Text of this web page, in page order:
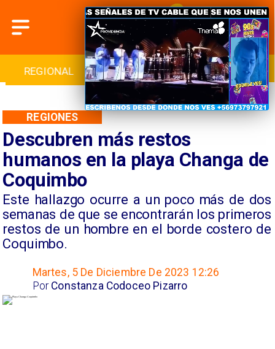
REGIONAL INTERNACIONAL DEPORTES
Descubren más restos
humanos en la playa Changa de
Coquimbo
Este hallazgo ocurre a un poco más de dos
semanas de que se encontrarán los primeros
restos de un hombre en el borde costero de
Coquimbo.
REGIONES
Martes, 5 De Diciembre De 2023 12:26
Constanza Codoceo Pizarro
Por